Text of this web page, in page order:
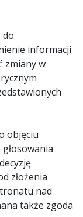
do
informacji
zmiany w
objęciu
złożenia
nad
także zgoda